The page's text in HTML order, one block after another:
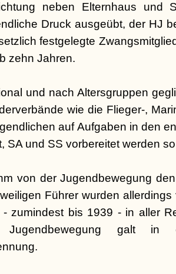
neben Elternhaus und
Druck ausgeübt, der HJ
festgelegte
zehn Jahren.
und nach Altersgruppen
wie die Flieger-,
auf Aufgaben in den
SA und SS vorbereitet werden
von der Jugendbewegung
Führer wurden
- zumindest bis 1939 - in aller
galt in